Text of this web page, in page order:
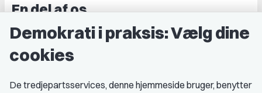
En del af os
Grupper og kredse
Studenterorganisationer
Demokrati i praksis: Vælg dine
cookies
De tredjepartsservices, denne hjemmeside bruger, benytter